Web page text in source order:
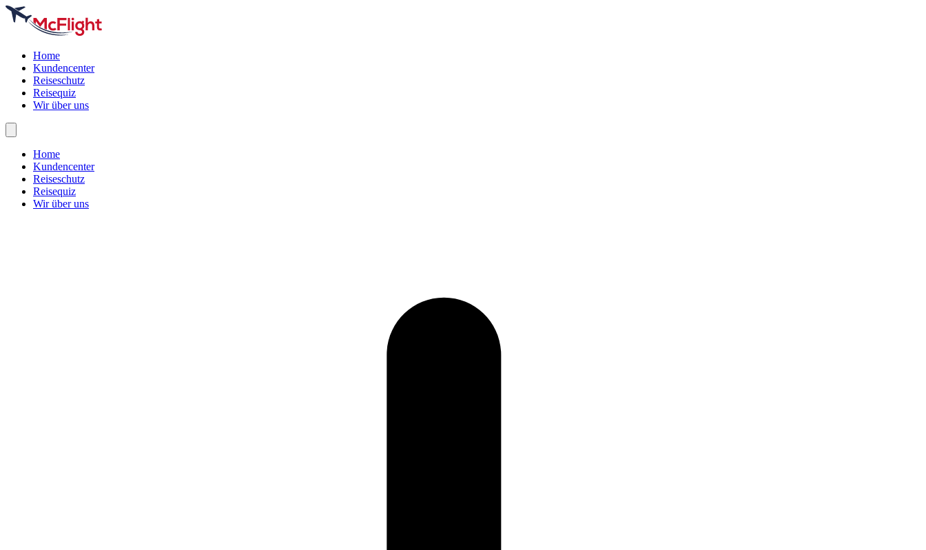
Home
Kundencenter
Reiseschutz
Reisequiz
Wir über uns
Home
Kundencenter
Reiseschutz
Reisequiz
Wir über uns